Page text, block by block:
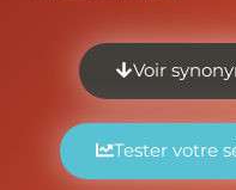
Voir
Tester votre